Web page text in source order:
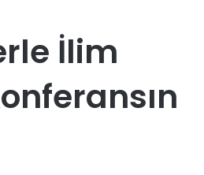
İlim